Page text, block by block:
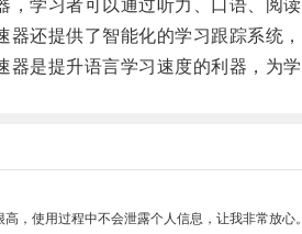
学习者可以通过听力、口语、阅读
还提供了智能化的学习跟踪系统，
是提升语言学习速度的利器，为学
，使用过程中不会泄露个人信息，让我非常放心。